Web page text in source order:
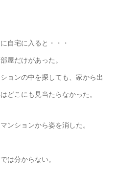
自宅に入ると・・・
屋だけがあった。
ョンの中を探しても、家から出
どこにも見当たらなかった。
ンションから姿を消した。
は分からない。